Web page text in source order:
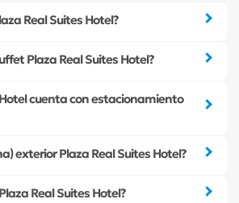
Real Suites Hotel?
Plaza Real Suites Hotel?
cuenta con estacionamiento
exterior Plaza Real Suites Hotel?
Real Suites Hotel?